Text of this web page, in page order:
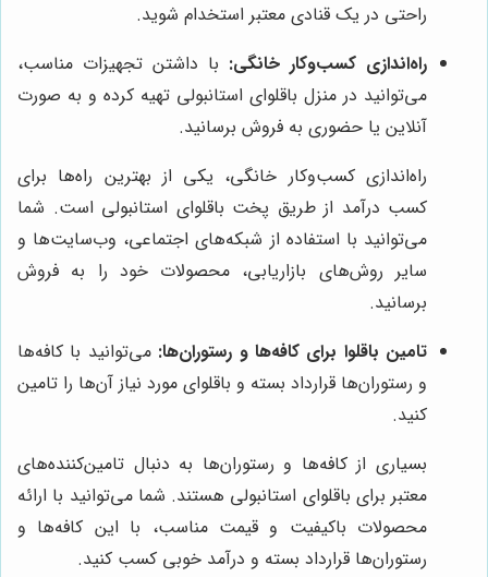
راحتی در یک قنادی معتبر استخدام شوید.
راه‌اندازی کسب‌وکار خانگی: با داشتن تجهیزات مناسب،
می‌توانید در منزل باقلوای استانبولی تهیه کرده و به صورت
آنلاین یا حضوری به فروش برسانید.
راه‌اندازی کسب‌وکار خانگی، یکی از بهترین راه‌ها برای
کسب درآمد از طریق پخت باقلوای استانبولی است. شما
می‌توانید با استفاده از شبکه‌های اجتماعی، وب‌سایت‌ها و
سایر روش‌های بازاریابی، محصولات خود را به فروش
برسانید.
تامین باقلوا برای کافه‌ها و رستوران‌ها: می‌توانید با کافه‌ها
و رستوران‌ها قرارداد بسته و باقلوای مورد نیاز آن‌ها را تامین
کنید.
بسیاری از کافه‌ها و رستوران‌ها به دنبال تامین‌کننده‌های
معتبر برای باقلوای استانبولی هستند. شما می‌توانید با ارائه
محصولات باکیفیت و قیمت مناسب، با این کافه‌ها و
رستوران‌ها قرارداد بسته و درآمد خوبی کسب کنید.